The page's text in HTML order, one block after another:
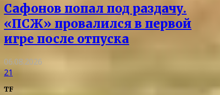
Сафонов попал под раздачу.
«ПСЖ» провалился в первой
игре после отпуска
06.08.2026
21
TF